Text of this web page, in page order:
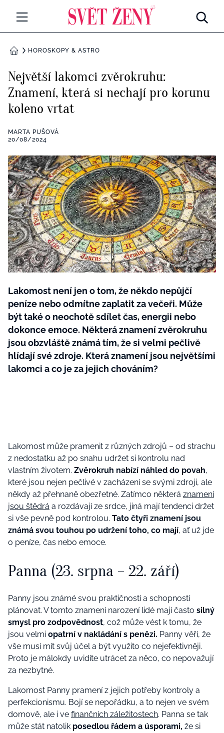
Všechny kategorie
Rozhovory
RETROHUBKY
Všechny kategorie
Seberozvoj
Všechny kategorie
Životní styl
ZÁBAVA
Všechny kategorie
Testy a kvízy
BYDLENÍ
Všechny kategorie
Tvoření
Rady a tipy
BurdaMedia
Extra
SVĚT ŽENY - 599 KČ
ROČNÍ PŘEDPLATNÉ SVĚT ŽENY +
DOMŮHOROSKOPY & ASTRO
Největší lakomci zvěrokruhu:
Znamení, která si nechají pro korunu
koleno vrtat
MARTA PUŠOVÁ
20/08/2024
Lakomost není jen o tom, že někdo nepůjčí
peníze nebo odmítne zaplatit za večeři. Může
být také o neochotě sdílet čas, energii nebo
dokonce emoce. Některá znamení zvěrokruhu
jsou obzvláště známá tím, že si velmi pečlivě
hlídají své zdroje. Která znamení jsou největšími
lakomci a co je za jejich chováním?
Lakomost může pramenit z různých zdrojů – od strachu
z nedostatku až po snahu udržet si kontrolu nad
vlastním životem. Zvěrokruh nabízí náhled do povah,
které jsou nejen pečlivé v zacházení se svými zdroji, ale
někdy až přehnaně obezřetné. Zatímco některá znamení
jsou štědrá a rozdávají ze srdce, jiná mají tendenci držet
si vše pevně pod kontrolou. Tato čtyři znamení jsou
známá svou touhou po udržení toho, co mají, ať už jde
o peníze, čas nebo emoce.
Panna (23. srpna – 22. září)
Panny jsou známé svou praktičností a schopností
plánovat. V tomto znamení narození lidé mají často silný
smysl pro zodpovědnost, což může vést k tomu, že
jsou velmi opatrní v nakládání s penězi. Panny věří, že
vše musí mít svůj účel a být využito co nejefektivněji.
Proto je málokdy uvidíte utrácet za něco, co nepovažují
za nezbytné.
Lakomost Panny pramení z jejich potřeby kontroly a
perfekcionismu. Bojí se nepořádku, a to nejen ve svém
domově, ale i ve finančních záležitostech. Panna se tak
může stát natolik posedlou řádem a úsporami, že si